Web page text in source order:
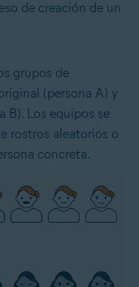
de creación de un
grupos de
(persona A) y
B). Los equipos se
rostros aleatorios o
concreta.